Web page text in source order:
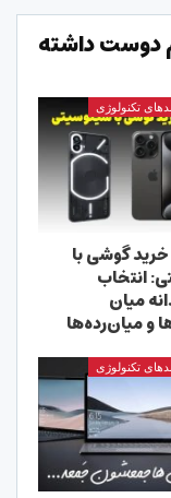
دوست داشته
تکنولوژی
گوشی با
انتخاب
میان
و میان‌رده‌ها
تکنولوژی